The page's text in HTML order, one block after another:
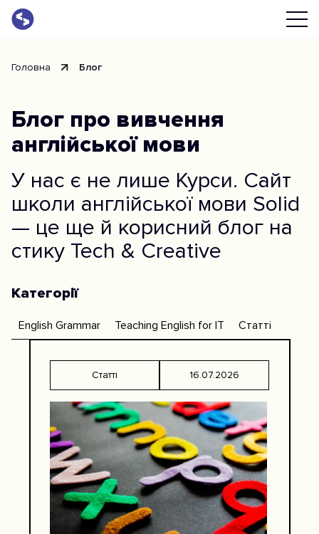
Головна Блог
Блог про вивчення
англійської мови
У нас є не лише Курси. Сайт
школи англійської мови Solid
— це ще й корисний блог на
стику Tech & Creative
Статті 16.07.2026
Категорії
English Grammar Teaching English for IT Статті